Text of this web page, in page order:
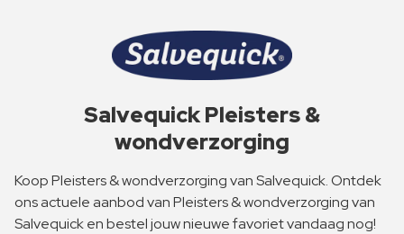
Salvequick Pleisters &
wondverzorging
Koop Pleisters & wondverzorging van Salvequick. Ontdek
ons actuele aanbod van Pleisters & wondverzorging van
Salvequick en bestel jouw nieuwe favoriet vandaag nog!